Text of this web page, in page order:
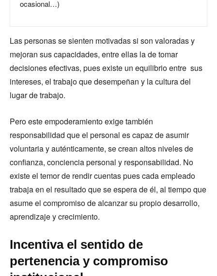
ocasional…)
Las personas se sienten motivadas si son valoradas y
mejoran sus capacidades, entre ellas la de tomar
decisiones efectivas, pues existe un equilibrio entre sus
intereses, el trabajo que desempeñan y la cultura del
lugar de trabajo.
Pero este empoderamiento exige también
responsabilidad que el personal es capaz de asumir
voluntaria y auténticamente, se crean altos niveles de
confianza, conciencia personal y responsabilidad. No
existe el temor de rendir cuentas pues cada empleado
trabaja en el resultado que se espera de él, al tiempo que
asume el compromiso de alcanzar su propio desarrollo,
aprendizaje y crecimiento.
Incentiva el sentido de
pertenencia y compromiso